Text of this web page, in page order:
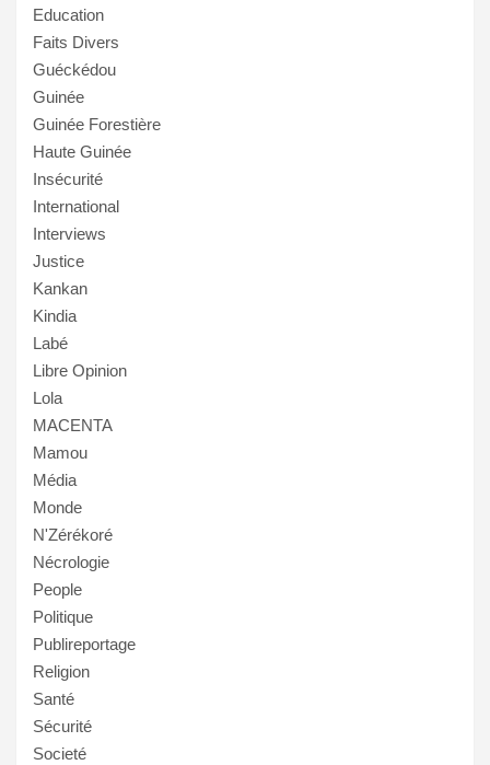
Education
Faits Divers
Guéckédou
Guinée
Guinée Forestière
Haute Guinée
Insécurité
International
Interviews
Justice
Kankan
Kindia
Labé
Libre Opinion
Lola
MACENTA
Mamou
Média
Monde
N'Zérékoré
Nécrologie
People
Politique
Publireportage
Religion
Santé
Sécurité
Societé